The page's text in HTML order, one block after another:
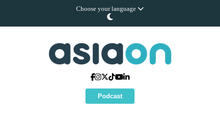
Choose your language
Podcast